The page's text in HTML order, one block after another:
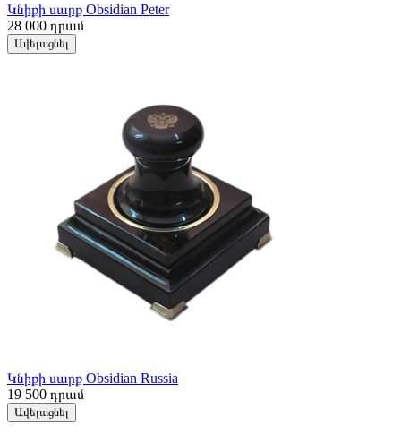
Կնիքի սարք Obsidian Peter
28 000 դրամ
Ավելացնել
Կնիքի սարք Obsidian Russia
19 500 դրամ
Ավելացնել